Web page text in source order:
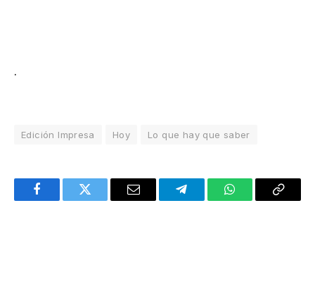
.
Edición Impresa Hoy Lo que hay que saber
FacebookTwitter Email TelegramWhatsAppCopy